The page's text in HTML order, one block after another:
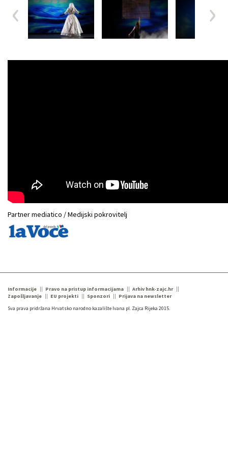
Partner mediatico / Medijski pokrovitelj
Informacije Pravo na pristup informacijama
Arhiv hnk-zajc.hr
Zapošljavanje
EU projekti Sponzori
Prijava na newsletter
Sva prava pridržana Hrvatsko narodno kazalište Ivana pl. Zajca Rijeka 2015.